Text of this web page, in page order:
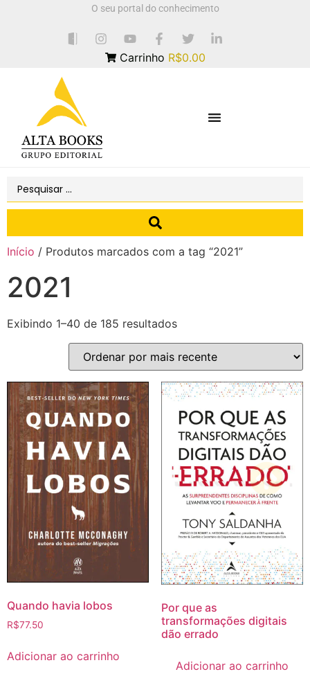
O seu portal do conhecimento
Carrinho R$0.00
Início / Produtos marcados com a tag “2021”
2021
Exibindo 1–40 de 185 resultados
Quando havia lobos
R$77.50
Adicionar ao carrinho
Por que as
transformações digitais
dão errado
Adicionar ao carrinho